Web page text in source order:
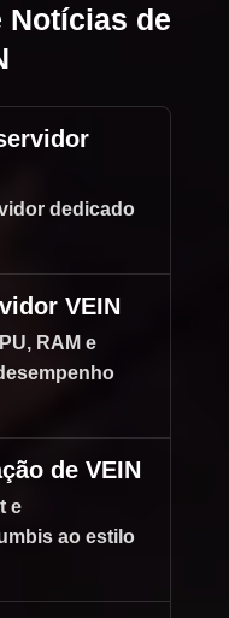
Notícias de
dedicado
VEIN
RAM e
de VEIN
e
ao estilo